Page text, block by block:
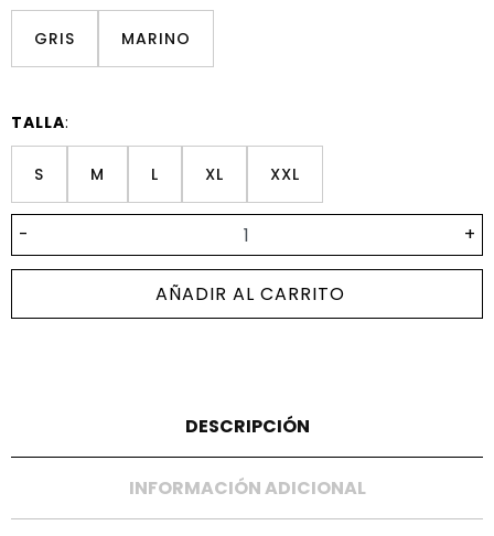
GRIS MARINO
TALLA:
S M L XL XXL
- +
AÑADIR AL CARRITO
DESCRIPCIÓN
INFORMACIÓN ADICIONAL